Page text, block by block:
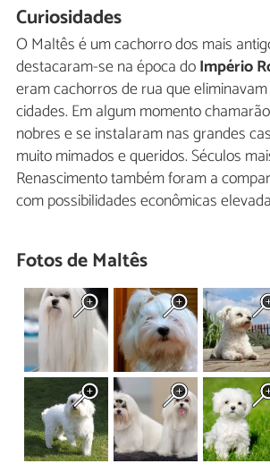
Curiosidades
O Maltês é um cachorro dos mais
destacaram-se na época doImpério
eram cachorros de rua que
cidades. Em algum momento
nobres e se instalaram nas grandes
muito mimados e queridos. Séculos
Renascimento também foram a
com possibilidades econômicas
Fotos de Maltês